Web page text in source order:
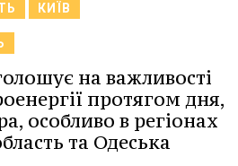
КИЇВ
на важливості
протягом дня,
особливо в регіонах
та Одеська